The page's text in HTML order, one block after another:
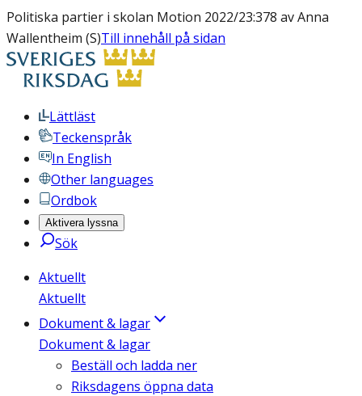
Politiska partier i skolan Motion 2022/23:378 av Anna
Wallentheim (S)Till innehåll på sidan
Lättläst
Teckenspråk
In English
Other languages
Ordbok
Aktivera lyssna
Sök
Aktuellt
Aktuellt
Dokument & lagar
Dokument & lagar
Beställ och ladda ner
Riksdagens öppna data